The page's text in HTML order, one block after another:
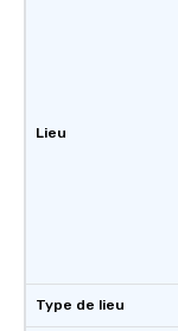
Lieu
Type de lieu